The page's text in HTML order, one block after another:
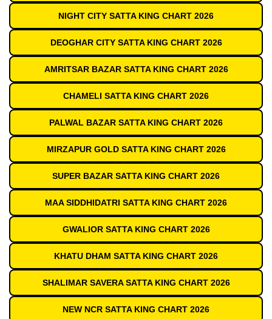
NIGHT CITY SATTA KING CHART 2026
DEOGHAR CITY SATTA KING CHART 2026
AMRITSAR BAZAR SATTA KING CHART 2026
CHAMELI SATTA KING CHART 2026
PALWAL BAZAR SATTA KING CHART 2026
MIRZAPUR GOLD SATTA KING CHART 2026
SUPER BAZAR SATTA KING CHART 2026
MAA SIDDHIDATRI SATTA KING CHART 2026
GWALIOR SATTA KING CHART 2026
KHATU DHAM SATTA KING CHART 2026
SHALIMAR SAVERA SATTA KING CHART 2026
NEW NCR SATTA KING CHART 2026